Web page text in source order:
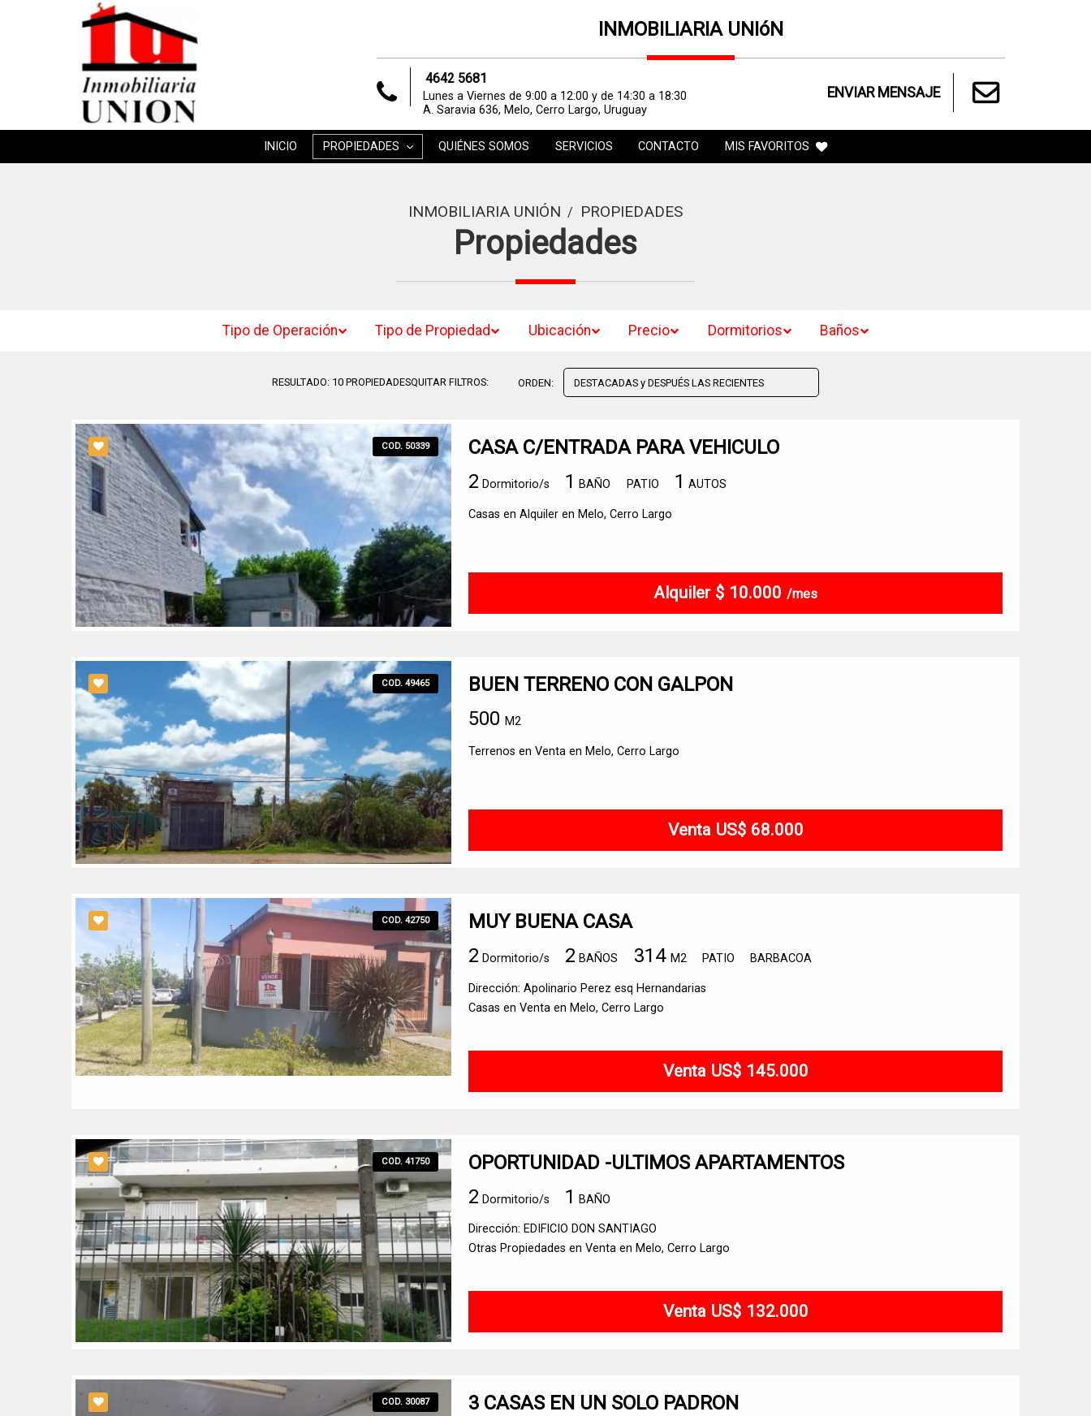
INMOBILIARIA UNIóN
4642 5681
Lunes a Viernes de 9:00 a 12:00 y de 14:30 a 18:30
A. Saravia 636, Melo, Cerro Largo, Uruguay
ENVIAR MENSAJE
INICIO PROPIEDADES QUIÉNES SOMOS SERVICIOS CONTACTO MIS FAVORITOS
INMOBILIARIA UNIÓN / PROPIEDADES
Propiedades
Tipo de Operación Tipo de Propiedad Ubicación Precio Dormitorios Baños
RESULTADO: 10PROPIEDADESQUITAR FILTROS: ORDEN:
COD. 50339
CASA C/ENTRADA PARA VEHICULO
2 Dormitorio/s 1 BAÑO PATIO 1 AUTOS
Casas en Alquiler en Melo, Cerro Largo
Alquiler $ 10.000/mes
COD. 49465
BUEN TERRENO CON GALPON
500M2
Terrenos en Venta en Melo, Cerro Largo
Venta US$ 68.000
COD. 42750
MUY BUENA CASA
2 Dormitorio/s 2 BAÑOS 314 M2 PATIO BARBACOA
Dirección: Apolinario Perez esq Hernandarias
Casas en Venta en Melo, Cerro Largo
Venta US$ 145.000
COD. 41750
OPORTUNIDAD -ULTIMOS APARTAMENTOS
2 Dormitorio/s 1 BAÑO
Dirección: EDIFICIO DON SANTIAGO
Otras Propiedades en Venta en Melo, Cerro Largo
Venta US$ 132.000
COD. 30087
3 CASAS EN UN SOLO PADRON